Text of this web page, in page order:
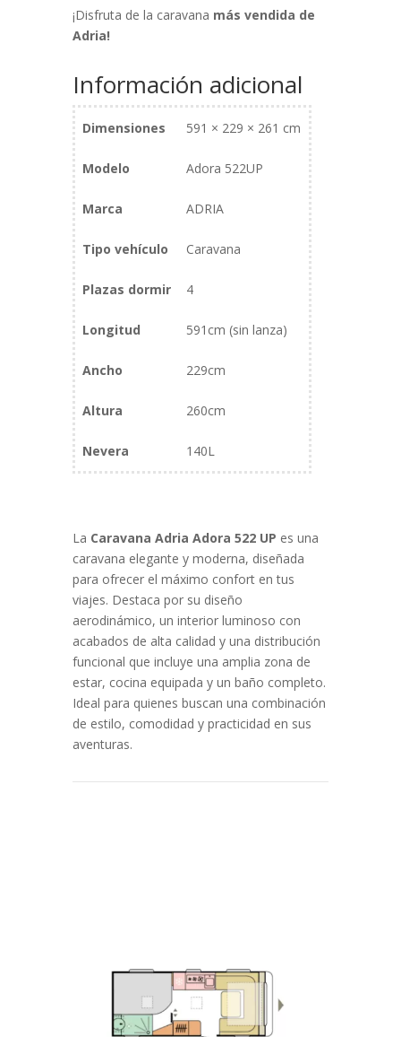
¡Disfruta de la caravana más vendida de
Adria!
Información adicional
Dimensiones 591 × 229 × 261 cm
Modelo Adora 522UP
Marca ADRIA
Tipo vehículo Caravana
Plazas dormir 4
Longitud 591cm (sin lanza)
Ancho 229cm
Altura 260cm
Nevera 140L
La Caravana Adria Adora 522 UP es una
caravana elegante y moderna, diseñada
para ofrecer el máximo confort en tus
viajes. Destaca por su diseño
aerodinámico, un interior luminoso con
acabados de alta calidad y una distribución
funcional que incluye una amplia zona de
estar, cocina equipada y un baño completo.
Ideal para quienes buscan una combinación
de estilo, comodidad y practicidad en sus
aventuras.